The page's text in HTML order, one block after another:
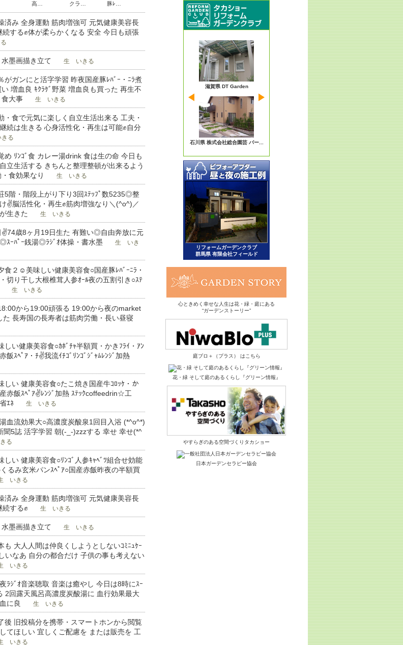
高…
クラ…
豚ﾚ…
済み 全身運動 筋肉増強可 元気健康美容長
する✊体が柔らかくなる 安全 今日も頑張
墨画描き立て 生 いきる
がガンにと活字学習 昨夜国産豚ﾚﾊﾞｰ・ﾆﾗ煮
増血良 ｷｸﾗｹﾞ野菜 増血良も買った 再生不
食大事 生 いきる
・食で元気に楽しく自立生活出来る 工夫・
続は生きる 心身活性化・再生は可能✊自分
る
め ﾘﾝｺﾞ食 カレー湯drink 食は生の命 今日も
立生活する きちんと整理整頓が出来るよう
食効果なり
生 いきる
5階・階段上がり下り3回ｽﾃｯﾌﾟ数5235◎整
✌脳活性化・再生✊筋肉増強なり＼(^o^)／
生きた
生 いきる
✌74歳8ヶ月19日生た 有難い◎自由奔放に元
ｽｰﾊﾟｰ銭湯◎ﾗｼﾞｵ体操・書水墨 生 いき
食２☺美味しい健康美容食○国産豚ﾚﾊﾞｰﾆﾗ・
切り干し大根椎茸人参ｵｰﾙ夜の五割引き○ｽﾃ
生 いきる
から19:00頑張る 19:00から夜のmarket
た 長寿国の長寿者は筋肉労働・長い昼寝
い健康美容食○ｶﾎﾞﾁｬ半額買・かきﾌﾗｲ・ｱﾝ
飯ｽﾍﾟｱ・ﾁ✌我流ｲﾁｺﾞﾘﾝｺﾞｼﾞｬﾑﾚﾝｼﾞ加熱
い 健康美容食○たこ焼き国産牛ｺﾛｯｹ・か
赤飯ｽﾍﾟｱ✌ﾚﾝｼﾞ加熱 ｽﾃｯｸcoffeedrin☆工
ｴﾈ 生 いきる
血流効果大○高濃度炭酸泉1回目入浴 (*^o^*)
聞5誌 活字学習 朝(-_-)zzzする 幸せ 幸せ(*^
る
い 健康美容食○ﾘﾝｺﾞ人参ｷｬﾍﾞﾂ組合せ効能
るみ玄米パンｽﾍﾟｱ○国産赤飯昨夜の半額買
きる
済み 全身運動 筋肉増強可 元気健康美容長
する✊ 生 いきる
墨画描き立て 生 いきる
も 大人人間は仲良くしようとしないｺﾐﾆｭｹｰ
いなあ 自分の都合だけ 子供の事も考えない
きる
ﾗｼﾞｵ音楽聴取 音楽は癒やし 今日は8時にｽｰ
2回露天風呂高濃度炭酸湯に 血行効果最大
に良
生 いきる
後 旧投稿分を携帯・スマートホンから閲覧
てほしい 宜しくご配慮を または販売を 工
きる
心ときめく幸せな人生は花・緑・庭にある
“ガーデンストーリー”
庭ブロ＋（プラス） はこちら
花・緑 そして庭のあるくらし『グリーン情報』
やすらぎのある空間づくりタカショー
日本ガーデンセラピー協会